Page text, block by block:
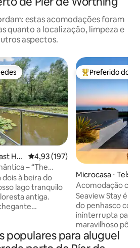
estas acomodações foram
quanto a localização, limpeza e
aspectos.
dos hóspedes
Ho
4,93 de uma avaliação média de
4,93 (197)
– “The
à beira do
lago tranquilo
antiga.
lago de todos os
desfrute da
Entre os
Preferido dos
Microcasa ⋅
s
Acomodação
Seaview Stay é
do penhasco
ininterrupta para
maravilhoso pôr
neste confortável
quarto com seu
populares para aluguel